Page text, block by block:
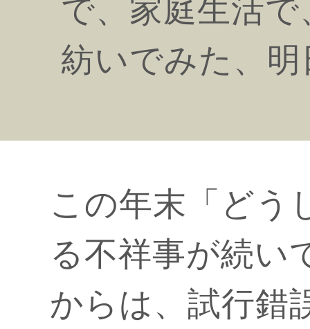
で、家庭生活
紡いでみた、
この年末「どう
る不祥事が続い
からは、試行錯